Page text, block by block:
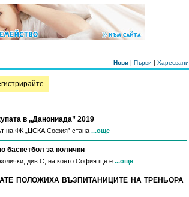
Нови Първи Харесвани
в „Данониада” 2019
на ФК „ЦСКА София” стана ...още
баскетбол за колички
див.С, на което София ще е ...още
ПОЛОЖИХА ВЪЗПИТАНИЦИТЕ НА ТРЕНЬОРА